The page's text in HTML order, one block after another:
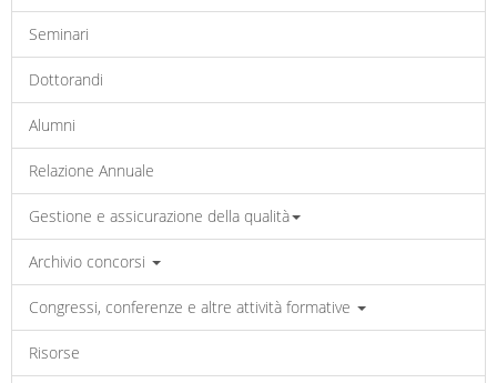
Seminari
Dottorandi
Alumni
Relazione Annuale
Gestione e assicurazione della qualità
Archivio concorsi
Congressi, conferenze e altre attività formative
Risorse